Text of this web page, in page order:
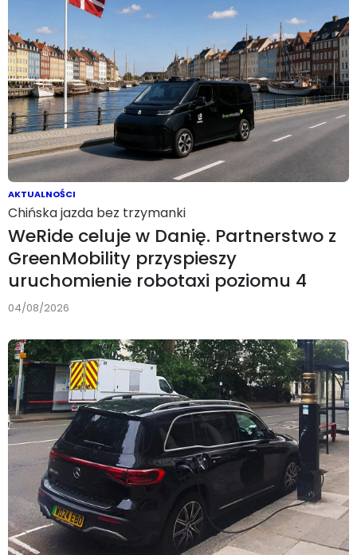
AKTUALNOŚCI
Chińska jazda bez trzymanki
WeRide celuje w Danię. Partnerstwo z
GreenMobility przyspieszy
uruchomienie robotaxi poziomu 4
04/08/2026